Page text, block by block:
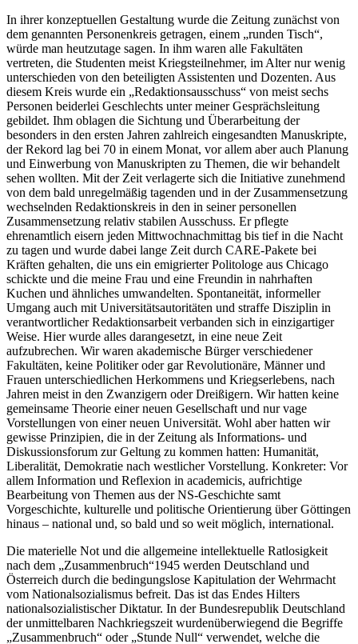
In ihrer konzeptuellen Gestaltung wurde die Zeitung zunächst von
dem genannten Personenkreis getragen, einem
runden Tisch ,
würde man heutzutage sagen. In ihm waren alle Fakultäten
vertreten, die Studenten meist Kriegsteilnehmer, im Alter nur wenig
unterschieden von den beteiligten Assistenten und Dozenten. Aus
diesem Kreis wurde ein
Redaktionsausschuss
von meist sechs
Personen beiderlei Geschlechts unter meiner Gesprächsleitung
gebildet. Ihm oblagen die Sichtung und Überarbeitung der
besonders in den ersten Jahren zahlreich eingesandten Manuskripte,
der Rekord lag bei 70 in einem Monat, vor allem aber auch Planung
und Einwerbung von Manuskripten zu Themen, die wir behandelt
sehen wollten. Mit der Zeit verlagerte sich die Initiative zunehmend
von dem bald unregelmäßig tagenden und in der Zusammensetzung
wechselnden Redaktionskreis in den in seiner personellen
Zusammensetzung relativ stabilen Ausschuss. Er pflegte
ehrenamtlich eisern jeden Mittwochnachmittag bis tief in die Nacht
zu tagen und wurde dabei lange Zeit durch CARE-Pakete bei
Kräften gehalten, die uns ein emigrierter Politologe aus Chicago
schickte und die meine Frau und eine Freundin in nahrhaften
Kuchen und ähnliches umwandelten. Spontaneität, informeller
Umgang auch mit Universitätsautoritäten und straffe Disziplin in
verantwortlicher Redaktionsarbeit verbanden sich in einzigartiger
Weise. Hier wurde alles darangesetzt, in eine neue Zeit
aufzubrechen. Wir waren akademische Bürger verschiedener
Fakultäten, keine Politiker oder gar Revolutionäre, Männer und
Frauen unterschiedlichen Herkommens und Kriegserlebens, nach
Jahren meist in den Zwanzigern oder Dreißigern. Wir hatten keine
gemeinsame Theorie einer neuen Gesellschaft und nur vage
Vorstellungen von einer neuen Universität. Wohl aber hatten wir
gewisse Prinzipien, die in der Zeitung als Informations- und
Diskussionsforum zur Geltung zu kommen hatten: Humanität,
Liberalität, Demokratie nach westlicher Vorstellung. Konkreter: Vor
allem Information und Reflexion in academicis, aufrichtige
Bearbeitung von Themen aus der NS-Geschichte samt
Vorgeschichte, kulturelle und politische Orientierung über Göttingen
hinaus – national und, so bald und so weit möglich, international.
Die materielle Not und die allgemeine intellektuelle Ratlosigkeit
nach dem
Zusammenbruch 1945 werden Deutschland und
Österreich durch die bedingungslose Kapitulation der Wehrmacht
vom Nationalsozialismus befreit. Das ist das Endes Hilters
nationalsozialistischer Diktatur. In der Bundesrepublik Deutschland
der unmittelbaren Nachkriegszeit wurdenüberwiegend die Begriffe
Zusammenbruch
oder Stunde Null verwendet, welche die